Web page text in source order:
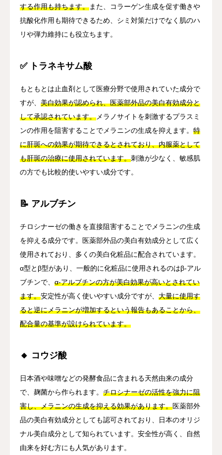
する作用も持ちます。また、コラーゲン生成を促す働きや
抗酸化作用も期待できるため、シミ対策だけでなく肌のハ
リや弾力維持にも役立ちます。
✅ トラネキサム酸
もともとは止血剤として医療分野で使用されていた成分で
すが、 美白効果が認められ、医薬部外品の美白有効成分と
して承認されています。 メラノサイトを刺激するプラスミ
ンの作用を阻害することでメラニンの生成を抑えます。 特
に肝斑への効果が期待できるとされており、内服薬として
も肝斑の治療に使用されています。刺激が少なく、敏感肌
の方でも比較的使いやすい成分です。
📝 アルブチン
チロシナーゼの働きを直接阻害することでメラニンの生成
を抑える成分です。医薬部外品の美白有効成分として広く
使用されており、多くの美白化粧品に配合されています。
α型とβ型があり、一般的に化粧品に使用されるのはβ-アル
ブチンで、 α-アルブチンの方が美白効果が高いとされてい
ます。安定性が高く使いやすい成分ですが、 大量に使用す
ると逆にメラニンが増加するという報告もあることから、
配合量の基準が設けられています。
🔸 コウジ酸
日本酒や味噌などの発酵食品に含まれる天然由来の成分
で、麹菌から作られます。 チロシナーゼの活性を強力に阻
害し、メラニンの生成を抑える効果があります。医薬部外
品の美白有効成分としても認可されており、日本のオリジ
ナル美白成分として知られています。安全性が高く、自然
由来を好む方にも人気があります。